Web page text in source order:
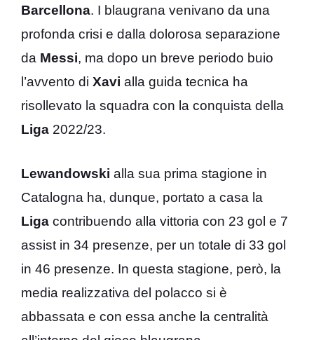
Barcellona. I blaugrana venivano da una
profonda crisi e dalla dolorosa separazione
da Messi, ma dopo un breve periodo buio
l’avvento di Xavi alla guida tecnica ha
risollevato la squadra con la conquista della
Liga 2022/23.
Lewandowski alla sua prima stagione in
Catalogna ha, dunque, portato a casa la
Liga contribuendo alla vittoria con 23 gol e 7
assist in 34 presenze, per un totale di 33 gol
in 46 presenze. In questa stagione, però, la
media realizzativa del polacco si è
abbassata e con essa anche la centralità